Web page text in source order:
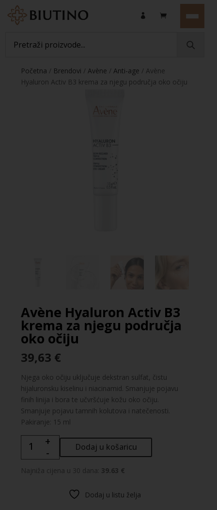
Početna / Brendovi /Avène /Anti-age / Avène
Hyaluron Activ B3 krema za njegu područja oko očiju
Avène Hyaluron Activ B3
krema za njegu područja
oko očiju
39,63 €
Njega oko očiju uključuje dekstran sulfat, čistu
hijaluronsku kiselinu i niacinamid. Smanjuje pojavu
finih linija i bora te učvršćuje kožu oko očiju.
Smanjuje pojavu tamnih kolutova i natečenosti.
Pakiranje: 15 ml
Avène
Hyaluron
B3
+
-
Dodaj u košaricu
Najniža cijena u 30 dana: 39.63 €
Dodaj u listu želja